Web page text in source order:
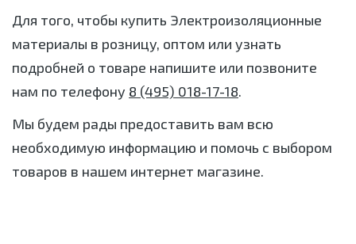
Для того, чтобы купить Электроизоляционные
материалы в розницу, оптом или узнать
подробней о товаре напишите или позвоните
нам по телефону 8 (495) 018-17-18.
Мы будем рады предоставить вам всю
необходимую информацию и помочь с выбором
товаров в нашем интернет магазине.